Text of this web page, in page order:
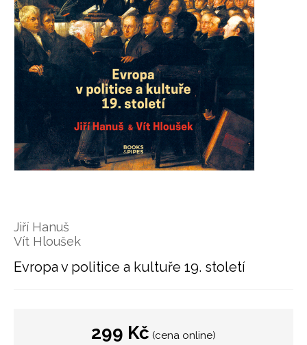
Jiří Hanuš
Vít Hloušek
Evropa v politice a kultuře 19. století
299 Kč (cena online)